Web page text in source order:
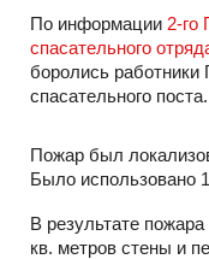
По информации 2-го
спасательного
боролись
спасательного поста.
Пожар был
Было использовано
В результате
кв. метров стены и